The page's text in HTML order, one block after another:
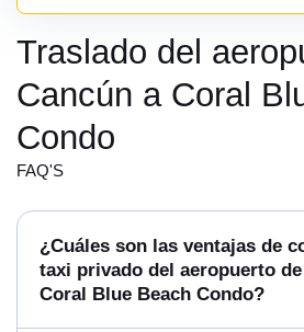
Traslado del
Cancún a Coral
Condo
FAQ'S
¿Cuáles son las ventajas de
taxi privado del aeropuerto
Coral Blue Beach Condo?